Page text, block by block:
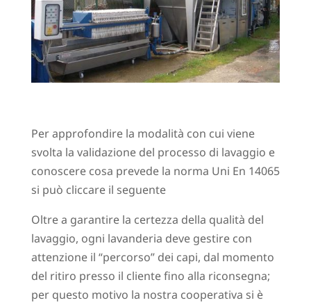
Per approfondire la modalità con cui viene
svolta la validazione del processo di lavaggio e
conoscere cosa prevede la norma Uni En 14065
si può cliccare il seguente
Oltre a garantire la certezza della qualità del
lavaggio, ogni lavanderia deve gestire con
attenzione il “percorso” dei capi, dal momento
del ritiro presso il cliente fino alla riconsegna;
per questo motivo la nostra cooperativa si è